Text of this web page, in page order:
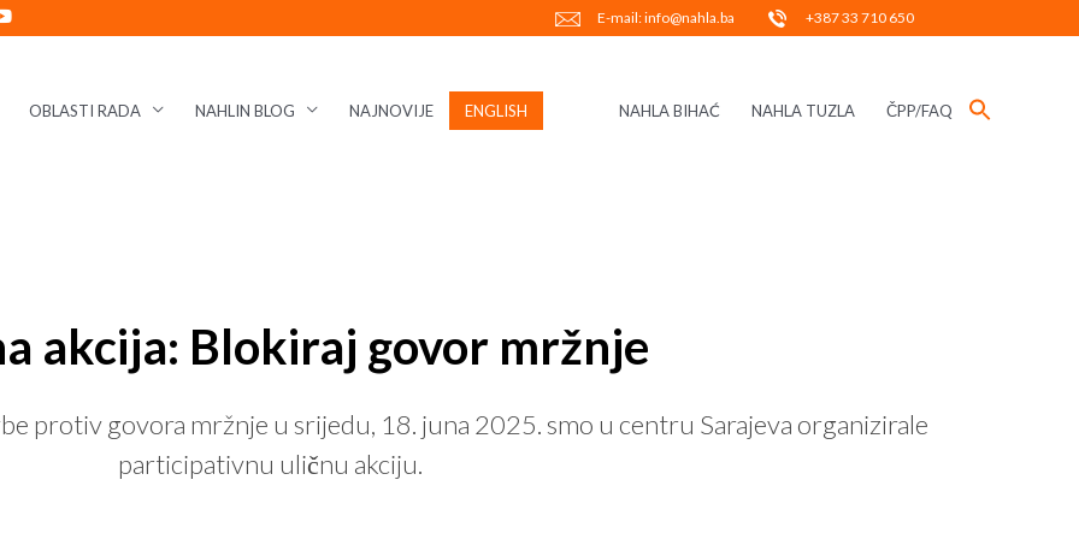
E-mail: info@nahla.ba +387 33 710 650
OBLASTI RADA NAHLIN BLOG NAJNOVIJE ENGLISH NAHLA BIHAĆ NAHLA TUZLA ČPP/FAQ
akcija: Blokiraj govor mržnje
protiv govora mržnje u srijedu, 18. juna 2025. smo u centru Sarajeva organizirale
participativnu uličnu akciju.